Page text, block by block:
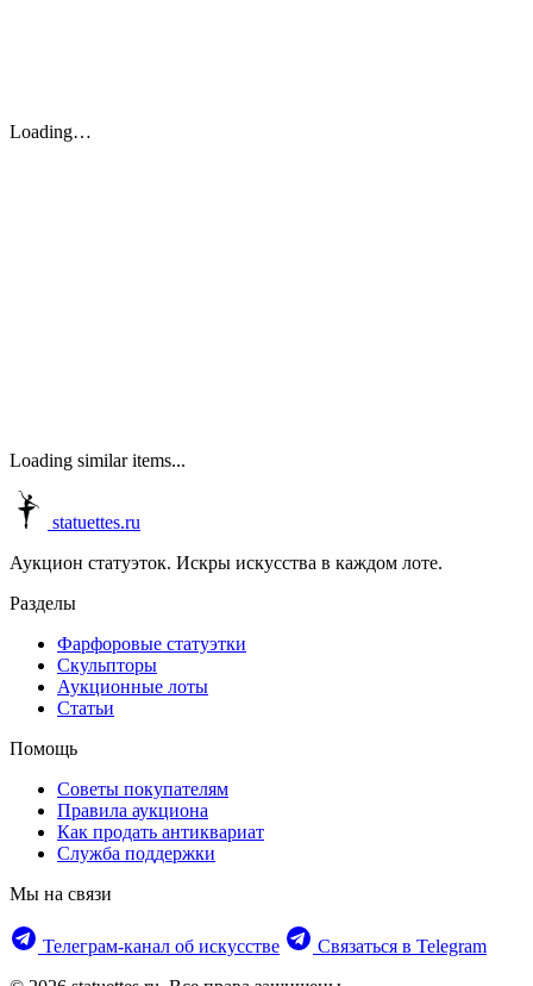
Loading…
Loading similar items...
statuettes.ru
Аукцион статуэток. Искры искусства в каждом лоте.
Разделы
Фарфоровые статуэтки
Скульпторы
Аукционные лоты
Статьи
Помощь
Советы покупателям
Правила аукциона
Как продать антиквариат
Служба поддержки
Мы на связи
Телеграм‑канал об искусстве
Связаться в Telegram